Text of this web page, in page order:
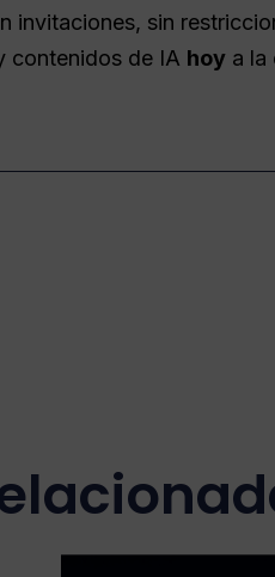
invitaciones, sin
contenidos de IA hoy a la